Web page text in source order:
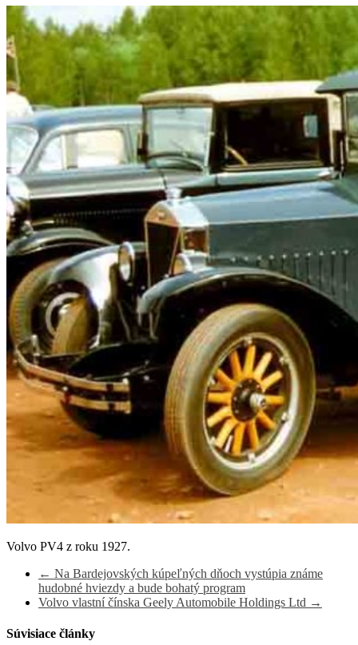
Volvo PV4 z roku 1927.
← Na Bardejovských kúpeľných dňoch vystúpia známe
hudobné hviezdy a bude bohatý program
Volvo vlastní čínska Geely Automobile Holdings Ltd →
Súvisiace články